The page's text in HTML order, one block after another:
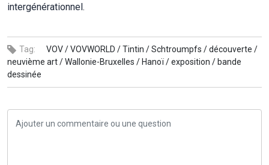
intergénérationnel.
Tag: VOV /VOVWORLD /Tintin /Schtroumpfs /découverte /
neuvième art /Wallonie-Bruxelles /Hanoï /exposition /bande
dessinée